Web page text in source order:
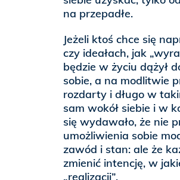
na przepadłe.
Jeżeli ktoś chce się
czy ideałach, jak
będzie w życiu dążył
sobie, a na modlitwie
rozdarty i długo w
sam wokół siebie i w
się wydawało, że nie
umożliwienia sobie
zawód i stan: ale że
zmienić intencję, w
„realizacji”.